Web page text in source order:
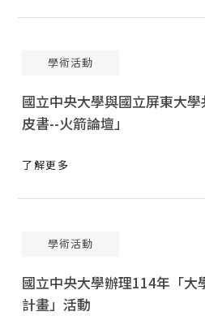
學術活動
國立中央大學與國立屏東大
皮書--火箭論壇」
了解更多
學術活動
國立中央大學辦理114年「大
計畫」活動